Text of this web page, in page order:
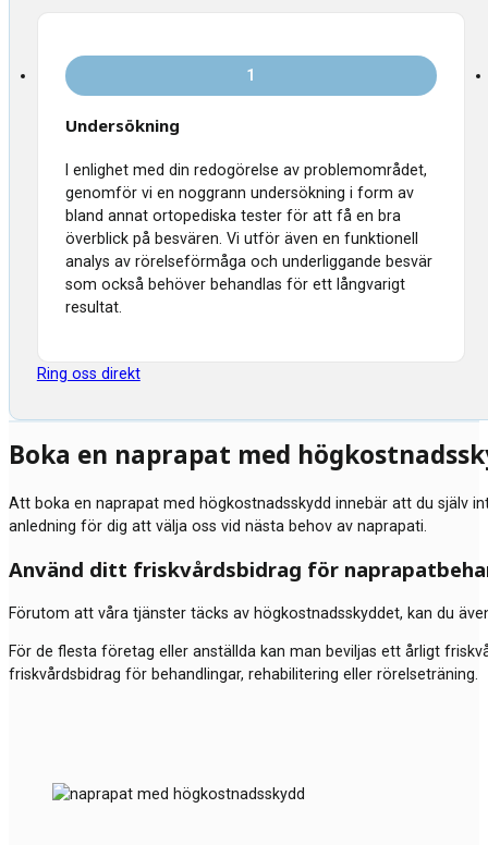
1
Undersökning
I enlighet med din redogörelse av problemområdet,
genomför vi en noggrann undersökning i form av
bland annat ortopediska tester för att få en bra
överblick på besvären. Vi utför även en funktionell
analys av rörelseförmåga och underliggande besvär
som också behöver behandlas för ett långvarigt
resultat.
Ring oss direkt
Boka en naprapat med
Att boka en naprapat med högkostnadsskydd innebär att du själv
anledning för dig att välja oss vid nästa behov av naprapati.
Använd ditt friskvårdsbidrag för
Förutom att våra tjänster täcks av högkostnadsskyddet, kan du
För de flesta företag eller anställda kan man beviljas ett årligt
friskvårdsbidrag för behandlingar, rehabilitering eller rörelseträning.